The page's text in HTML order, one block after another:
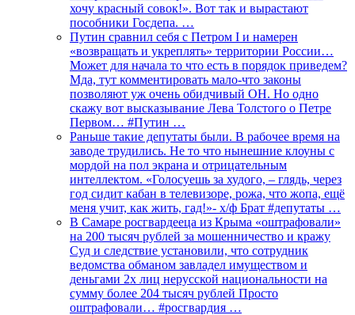
хочу красный совок!». Вот так и вырастают
пособники Госдепа. …
Путин сравнил себя с Петром I и намерен
«возвращать и укреплять» территории России…
Может для начала то что есть в порядок приведем?
Мда, тут комментировать мало-что законы
позволяют уж очень обидчивый ОН. Но одно
скажу вот высказывание Лева Толстого о Петре
Первом… #Путин …
Раньше такие депутаты были. В рабочее время на
заводе трудились. Не то что нынешние клоуны с
мордой на пол экрана и отрицательным
интеллектом. «Голосуешь за худого, – глядь, через
год сидит кабан в телевизоре, рожа, что жопа, ещё
меня учит, как жить, гад!»- х/ф Брат #депутаты …
В Самаре росгвардееца из Крыма «оштрафовали»
на 200 тысяч рублей за мошенничество и кражу
Суд и следствие установили, что сотрудник
ведомства обманом завладел имуществом и
деньгами 2х лиц нерусской национальности на
сумму более 204 тысяч рублей Просто
оштрафовали… #росгвардия …